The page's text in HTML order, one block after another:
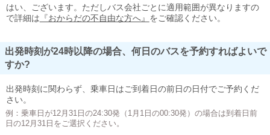
はい、ございます。ただしバス会社ごとに適用範囲が異なりますの
で詳細は 『おからだの不自由な方へ』 をご確認ください。
出発時刻が24時以降の場合、何日のバスを予約すればよいで
すか?
出発時刻に関わらず、乗車日はご到着日の前日の日付でご予約くだ
さい。
例：乗車日が12月31日の24:30発（1月1日の00:30発）の場合は到着日前
日の12月31日をご選択ください。